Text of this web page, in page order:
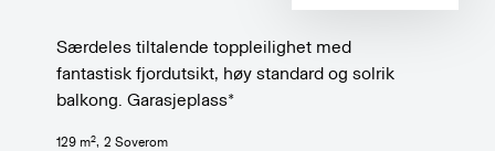
Særdeles tiltalende toppleilighet med
fantastisk fjordutsikt, høy standard og solrik
balkong. Garasjeplass*
129 m2, 2 Soverom